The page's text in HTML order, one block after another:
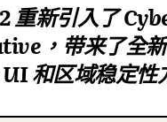
重新引入了
，带来了全新
和区域稳定性